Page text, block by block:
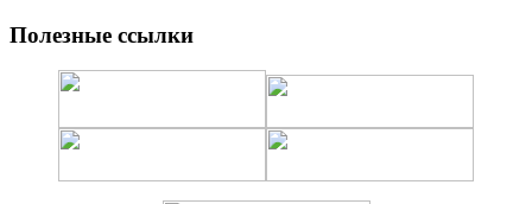
Полезные ссылки